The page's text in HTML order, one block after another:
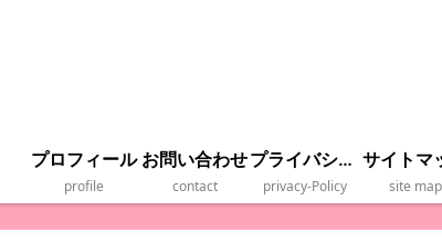
プロフィール
profile
お問い合わせ
contact
プライバシーポリシー
privacy‐Policy
サイトマ
site map